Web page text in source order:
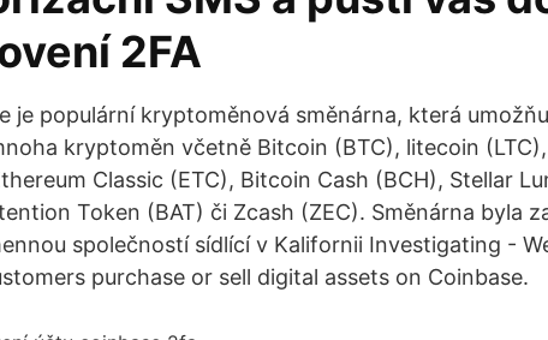
2FA
je populární kryptoměnová směnárna, která
kryptoměn včetně Bitcoin (BTC), litecoin
Classic (ETC), Bitcoin Cash (BCH), Stellar
Token (BAT) či Zcash (ZEC). Směnárna byla
společností sídlící v Kalifornii Investigating -
purchase or sell digital assets on Coinbase.